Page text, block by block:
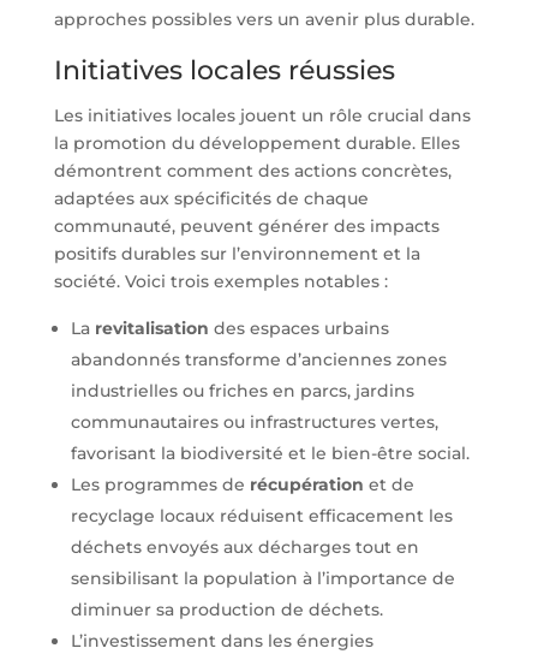
approches possibles vers un avenir plus durable.
Initiatives locales réussies
Les initiatives locales jouent un rôle crucial dans
la promotion du développement durable. Elles
démontrent comment des actions concrètes,
adaptées aux spécificités de chaque
communauté, peuvent générer des impacts
positifs durables sur l’environnement et la
société. Voici trois exemples notables :
La revitalisation des espaces urbains
abandonnés transforme d’anciennes zones
industrielles ou friches en parcs, jardins
communautaires ou infrastructures vertes,
favorisant la biodiversité et le bien-être social.
Les programmes de récupération et de
recyclage locaux réduisent efficacement les
déchets envoyés aux décharges tout en
sensibilisant la population à l’importance de
diminuer sa production de déchets.
L’investissement dans les énergies